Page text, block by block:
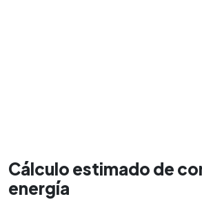
Cálculo estimado de
energía